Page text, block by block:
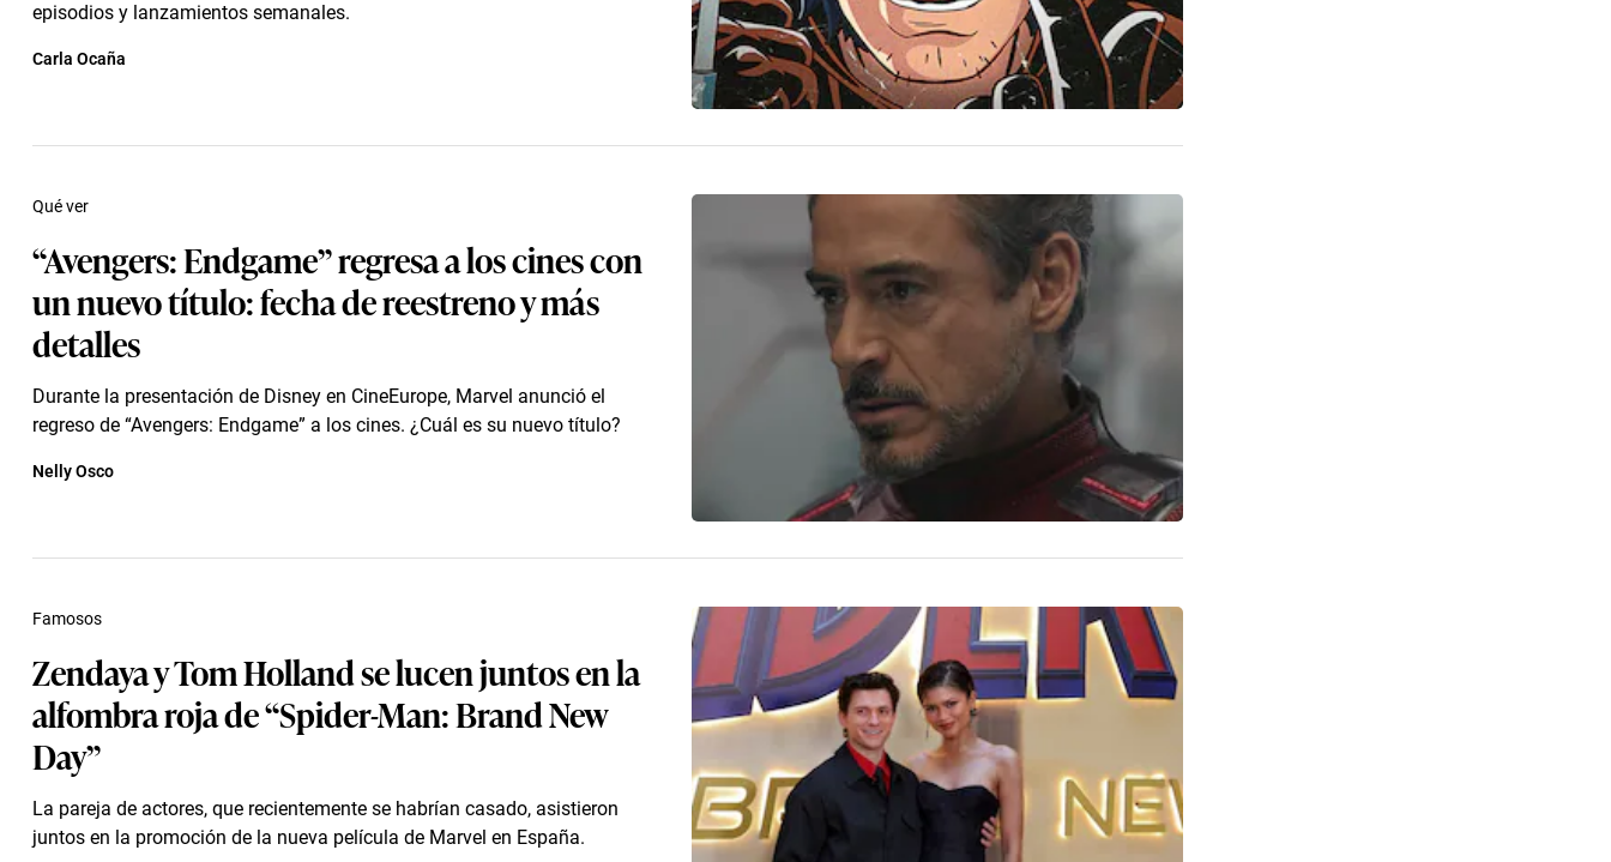
episodios y lanzamientos semanales.
Carla Ocaña
“Avengers: Endgame” regresa a los cines con
un nuevo título: fecha de reestreno y más
detalles
Durante la presentación de Disney en CineEurope, Marvel anunció el
regreso de “Avengers: Endgame” a los cines. ¿Cuál es su nuevo título?
Qué ver
Nelly Osco
Zendaya y Tom Holland se lucen juntos en la
alfombra roja de “Spider-Man: Brand New
Day”
La pareja de actores, que recientemente se habrían casado, asistieron
juntos en la promoción de la nueva película de Marvel en España.
Famosos